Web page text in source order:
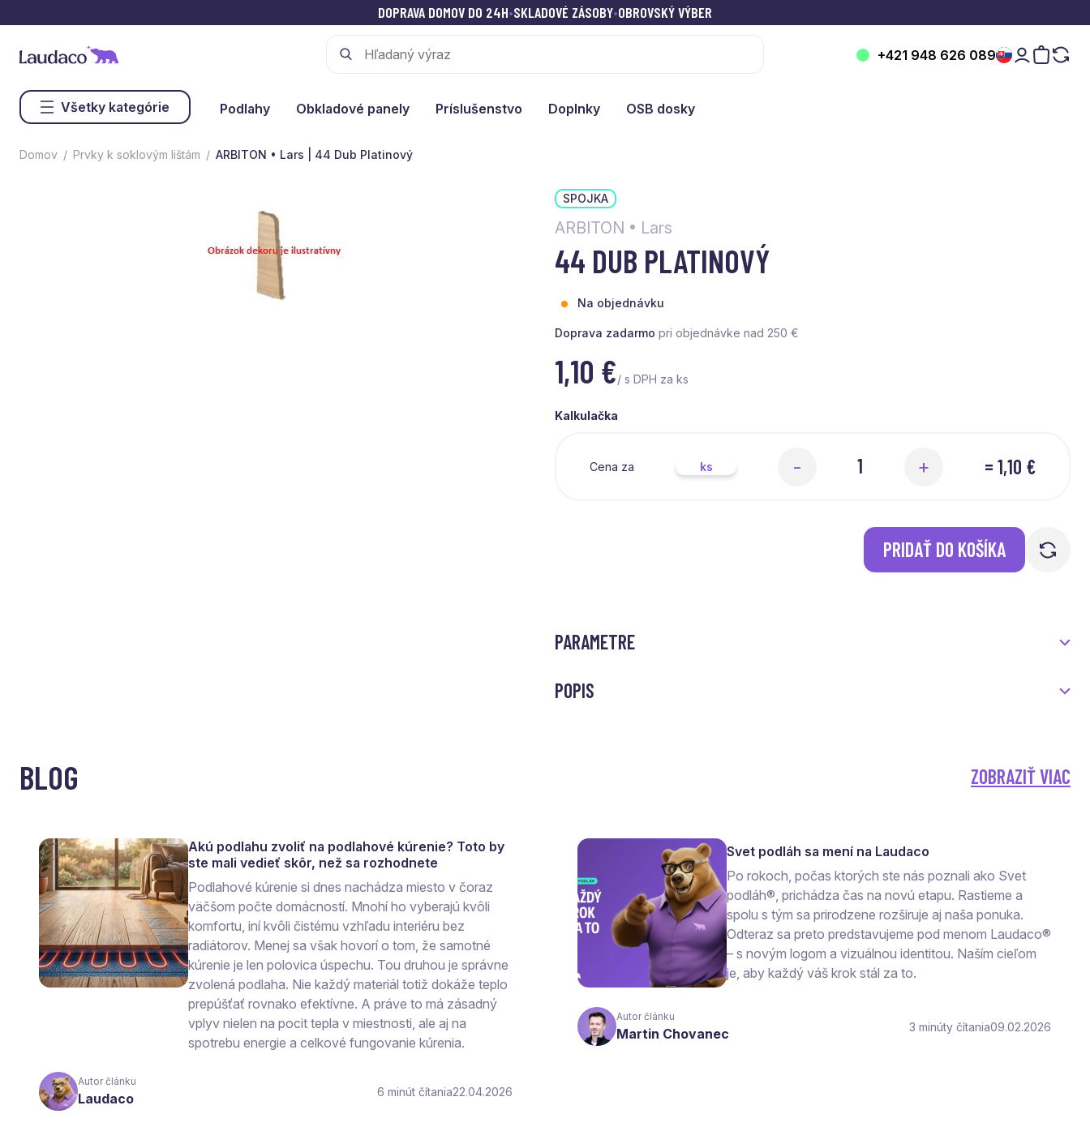
DOPRAVA DOMOV DO 24H•SKLADOVÉ ZÁSOBY•OBROVSKÝ VÝBER
+421 948 626 089
Všetky kategórie Podlahy Obkladové panely Príslušenstvo Doplnky OSB dosky
Domov Prvky k soklovým lištám ARBITON • Lars | 44 Dub Platinový
SPOJKA
ARBITON • Lars
44 DUB PLATINOVÝ
Na objednávku
Doprava zadarmo pri objednávke nad 250 €
1,10 €/ s DPH za ks
Kalkulačka
Cena za ks - + = 1,10 €
PRIDAŤ DO KOŠÍKA
PARAMETRE
POPIS
BLOG ZOBRAZIŤ VIAC
Akú podlahu zvoliť na podlahové kúrenie? Toto by
ste mali vedieť skôr, než sa rozhodnete
Podlahové kúrenie si dnes nachádza miesto v čoraz
väčšom počte domácností. Mnohí ho vyberajú kvôli
komfortu, iní kvôli čistému vzhľadu interiéru bez
radiátorov. Menej sa však hovorí o tom, že samotné
kúrenie je len polovica úspechu. Tou druhou je správne
zvolená podlaha. Nie každý materiál totiž dokáže teplo
prepúšťať rovnako efektívne. A práve to má zásadný
vplyv nielen na pocit tepla v miestnosti, ale aj na
spotrebu energie a celkové fungovanie kúrenia.
Autor článku
Laudaco 6 čítania22.04.2026
Svet podláh sa mení na Laudaco
Po rokoch, počas ktorých ste nás poznali ako Svet
podláh®, prichádza čas na novú etapu. Rastieme a
spolu s tým sa prirodzene rozširuje aj naša ponuka.
Odteraz sa preto predstavujeme pod menom Laudaco®
– s novým logom a vizuálnou identitou. Naším cieľom
je, aby každý váš krok stál za to.
Autor článku
Martin Chovanec 3 čítania09.02.2026